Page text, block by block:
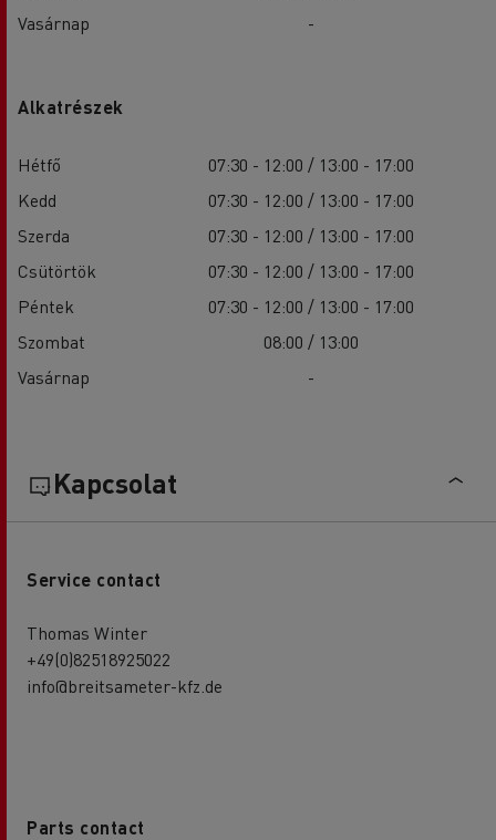
Vasárnap
-
Alkatrészek
Hétfő
07:30 - 12:00 / 13:00 - 17:00
Kedd
07:30 - 12:00 / 13:00 - 17:00
Szerda
07:30 - 12:00 / 13:00 - 17:00
Csütörtök
07:30 - 12:00 / 13:00 - 17:00
Péntek
07:30 - 12:00 / 13:00 - 17:00
Szombat
08:00 / 13:00
Vasárnap
-
Kapcsolat
Service contact
Thomas Winter
+49(0)82518925022
info@breitsameter-kfz.de
Parts contact